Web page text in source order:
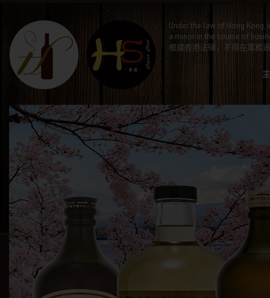
Under the law of Hong
a minor in the course of
根據香港法律，不得在業務